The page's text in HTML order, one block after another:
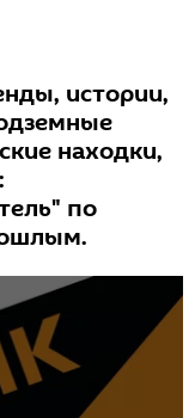
истории,
находки,
по